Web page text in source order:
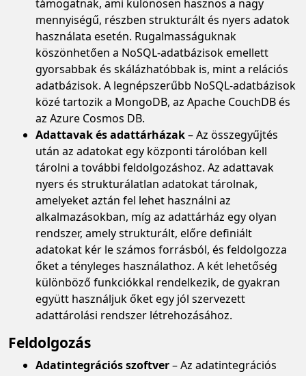
támogatnak, ami különösen hasznos a nagy
mennyiségű, részben strukturált és nyers adatok
használata esetén. Rugalmasságuknak
köszönhetően a NoSQL-adatbázisok emellett
gyorsabbak és skálázhatóbbak is, mint a relációs
adatbázisok. A legnépszerűbb NoSQL-adatbázisok
közé tartozik a MongoDB, az Apache CouchDB és
az Azure Cosmos DB.
Adattavak és adattárházak– Az összegyűjtés
után az adatokat egy központi tárolóban kell
tárolni a további feldolgozáshoz. Az adattavak
nyers és strukturálatlan adatokat tárolnak,
amelyeket aztán fel lehet használni az
alkalmazásokban, míg az adattárház egy olyan
rendszer, amely strukturált, előre definiált
adatokat kér le számos forrásból, és feldolgozza
őket a tényleges használathoz. A két lehetőség
különböző funkciókkal rendelkezik, de gyakran
együtt használjuk őket egy jól szervezett
adattárolási rendszer létrehozásához.
Feldolgozás
Adatintegrációs szoftver– Az adatintegrációs